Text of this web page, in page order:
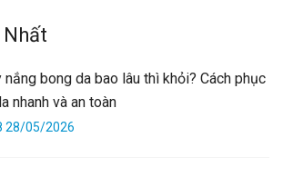
nắng bong da bao lâu thì khỏi? Cách phục
nhanh và an toàn
28/05/2026